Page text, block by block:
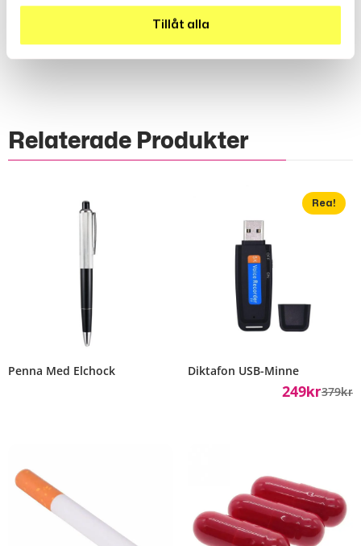
använt deras tjänster.
Tillåt alla
Recensioner (0)
Relaterade Produkter
Penna Med Elchock
Rea!
Diktafon USB-Minne
379Kr
249Kr